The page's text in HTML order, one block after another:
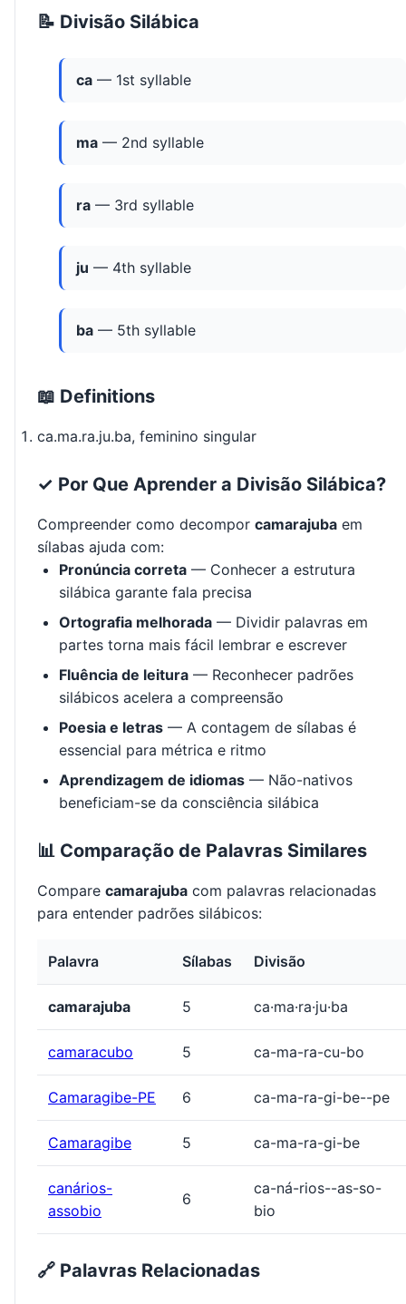
📝 Divisão Silábica
ca — 1st syllable
ma — 2nd syllable
ra — 3rd syllable
ju — 4th syllable
ba — 5th syllable
📖 Definitions
ca.ma.ra.ju.ba, feminino singular
✓ Por Que Aprender a Divisão Silábica?
Compreender como decompor camarajuba em
sílabas ajuda com:
Pronúncia correta — Conhecer a estrutura
silábica garante fala precisa
Ortografia melhorada — Dividir palavras em
partes torna mais fácil lembrar e escrever
Fluência de leitura — Reconhecer padrões
silábicos acelera a compreensão
Poesia e letras — A contagem de sílabas é
essencial para métrica e ritmo
Aprendizagem de idiomas — Não-nativos
beneficiam-se da consciência silábica
📊 Comparação de Palavras Similares
Compare camarajuba com palavras relacionadas
para entender padrões silábicos:
Palavra Sílabas Divisão
camarajuba 5 ca·ma·ra·ju·ba
camaracubo 5 ca-ma-ra-cu-bo
Camaragibe-PE 6 ca-ma-ra-gi-be--pe
Camaragibe 5 ca-ma-ra-gi-be
canários-
assobio
6
ca-ná-rios--as-so-
bio
🔗 Palavras Relacionadas